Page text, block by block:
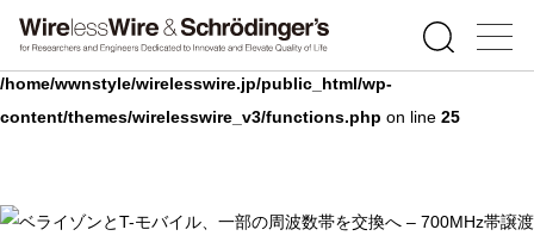
Warning: Undefined array key 0 in
/home/wwnstyle/wirelesswire.jp/public_html/wp-
content/themes/wirelesswire_v3/functions.php on line 25